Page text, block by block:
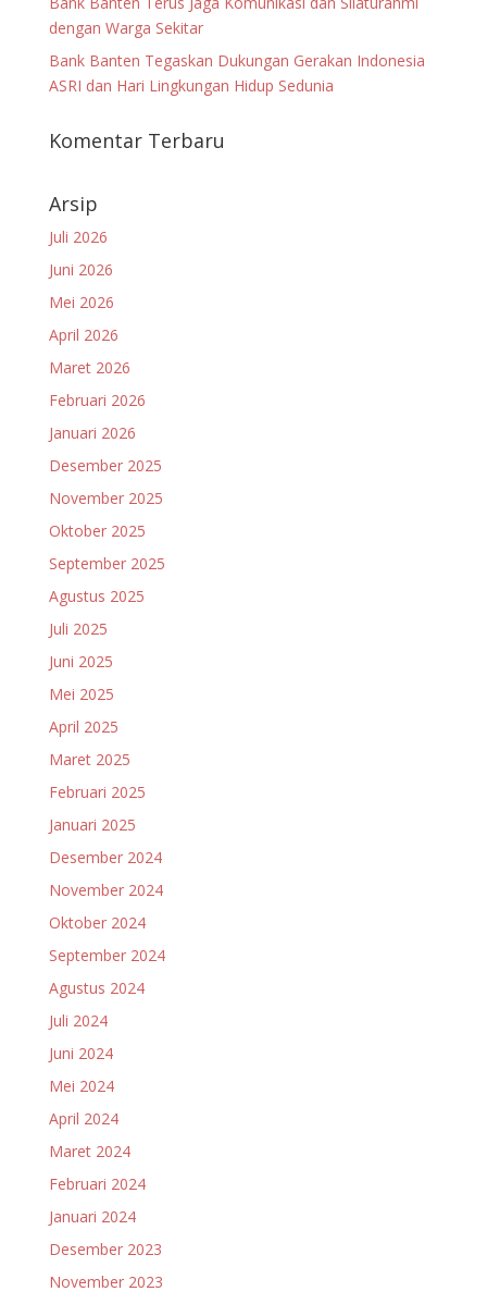
dengan Warga Sekitar
Bank Banten Tegaskan Dukungan Gerakan Indonesia
ASRI dan Hari Lingkungan Hidup Sedunia
Komentar Terbaru
Arsip
Juli 2026
Juni 2026
Mei 2026
April 2026
Maret 2026
Februari 2026
Januari 2026
Desember 2025
November 2025
Oktober 2025
September 2025
Agustus 2025
Juli 2025
Juni 2025
Mei 2025
April 2025
Maret 2025
Februari 2025
Januari 2025
Desember 2024
November 2024
Oktober 2024
September 2024
Agustus 2024
Juli 2024
Juni 2024
Mei 2024
April 2024
Maret 2024
Februari 2024
Januari 2024
Desember 2023
November 2023